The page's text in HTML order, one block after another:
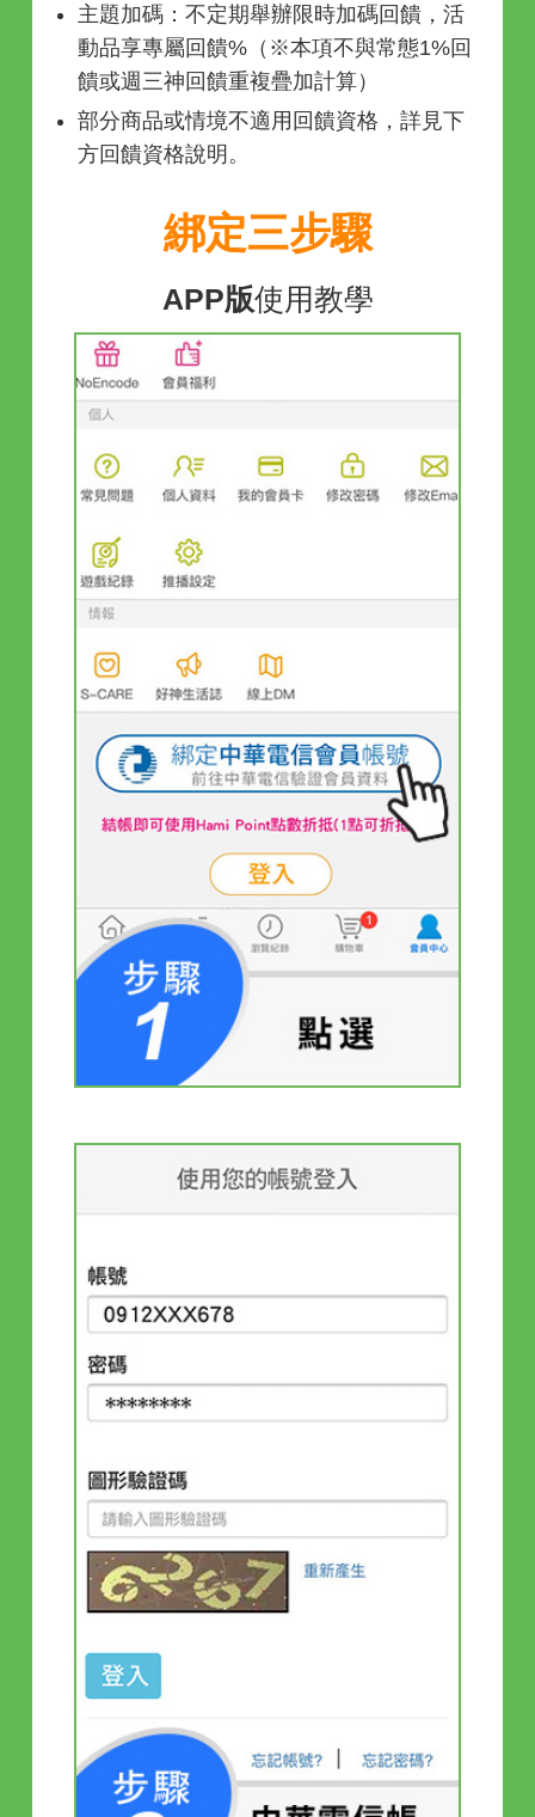
主題加碼：不定期舉辦限時加碼回饋，活
動品享專屬回饋%（※本項不與常態1%回
饋或週三神回饋重複疊加計算）
部分商品或情境不適用回饋資格，詳見下
方回饋資格說明。
綁定三步驟
APP版使用教學